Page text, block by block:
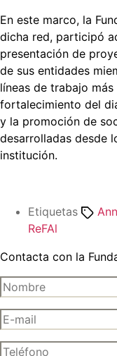
En este marco, la
dicha red, participó
presentación de
de sus entidades
líneas de trabajo
fortalecimiento del
y la promoción de
desarrolladas desde
institución.
Etiquetas
ReFAl
Contacta con la